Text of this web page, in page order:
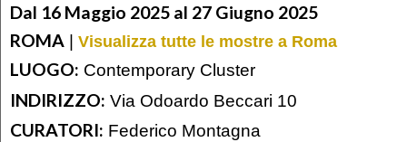
Dal 16 Maggio 2025 al 27 Giugno 2025
ROMA | Visualizza tutte le mostre a Roma
LUOGO: Contemporary Cluster
INDIRIZZO: Via Odoardo Beccari 10
CURATORI: Federico Montagna